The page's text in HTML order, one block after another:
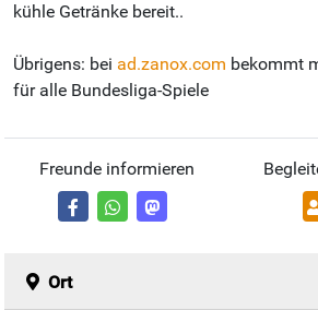
kühle Getränke bereit..
Übrigens: bei ad.zanox.com bekommt
für alle Bundesliga-Spiele
Freunde informieren
Ort